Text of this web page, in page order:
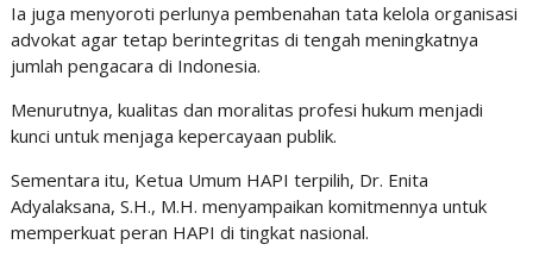
Ia juga menyoroti perlunya pembenahan tata kelola organisasi
advokat agar tetap berintegritas di tengah meningkatnya
jumlah pengacara di Indonesia.
Menurutnya, kualitas dan moralitas profesi hukum menjadi
kunci untuk menjaga kepercayaan publik.
Sementara itu, Ketua Umum HAPI terpilih, Dr. Enita
Adyalaksana, S.H., M.H. menyampaikan komitmennya untuk
memperkuat peran HAPI di tingkat nasional.